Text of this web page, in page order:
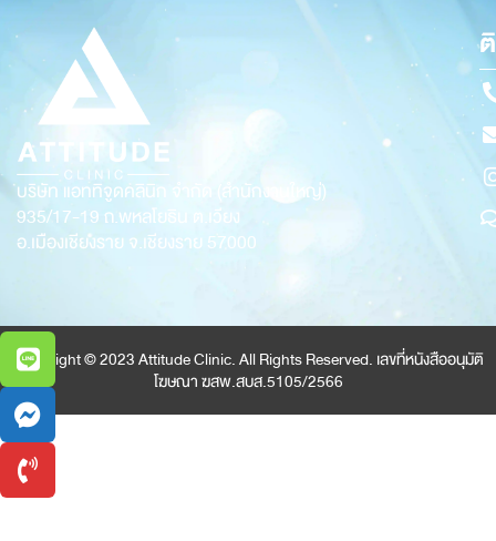
บริษัท แอททิจูดคลินิก จำกัด (สำนักงานใหญ่)
935/17-19 ถ.พหลโยธิน ต.เวียง
อ.เมืองเชียงราย จ.เชียงราย 57000
Copyright © 2023 Attitude Clinic. All Rights Reserved. เลขที่หนังสืออนุมัติ
โฆษณา ฆสพ.สบส.5105/2566